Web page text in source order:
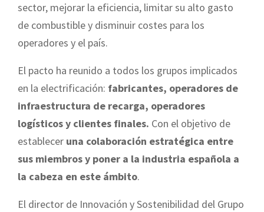
sector, mejorar la eficiencia, limitar su alto gasto
de combustible y disminuir costes para los
operadores y el país.
El pacto ha reunido a todos los grupos implicados
en la electrificación: fabricantes, operadores de
infraestructura de recarga, operadores
logísticos y clientes finales. Con el objetivo de
establecer una colaboración estratégica entre
sus miembros y poner a la industria española a
la cabeza en este ámbito.
El director de Innovación y Sostenibilidad del Grupo